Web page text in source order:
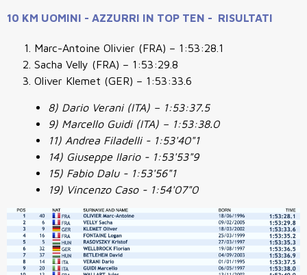
10 KM UOMINI - AZZURRI IN TOP TEN - RISULTATI
Marc-Antoine Olivier (FRA) – 1:53:28.1
Sacha Velly (FRA) – 1:53:29.8
Oliver Klemet (GER) – 1:53:33.6
8) Dario Verani (ITA) – 1:53:37.5
9) Marcello Guidi (ITA) – 1:53:38.0
11) Andrea Filadelli - 1:53'40"1
14) Giuseppe Ilario - 1:53'53"9
15) Fabio Dalu - 1:53'56"1
19) Vincenzo Caso - 1:54'07"0